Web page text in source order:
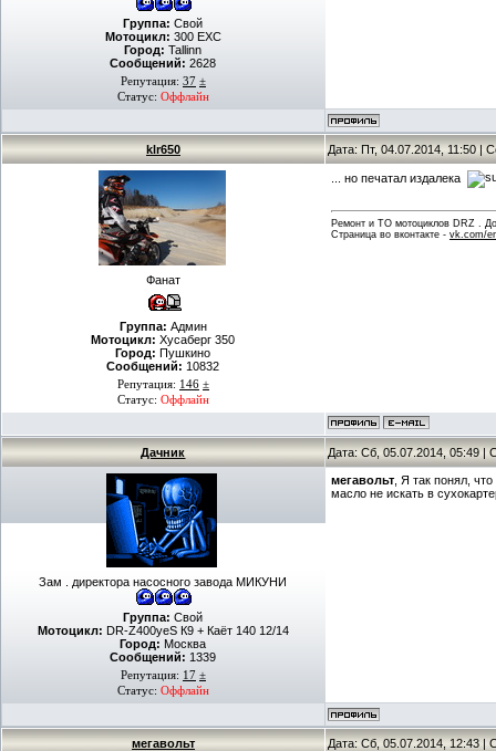
Группа: Свой
Мотоцикл: 300 EXC
Город: Tallinn
Сообщений: 2628
Репутация: 37 ±
Статус: Оффлайн
klr650 Дата: Пт, 04.07.2014, 11:50 |
Фанат
Группа: Админ
Мотоцикл: Хусаберг 350
Город: Пушкино
Сообщений: 10832
Репутация: 146 ±
Статус: Оффлайн
... но печатал издалека
Ремонт и ТО мотоциклов DRZ .
Страница во вконтакте - vk.com/
Дачник Дата: Сб, 05.07.2014, 05:49 |
Зам . директора насосного завода МИКУНИ
Группа: Свой
Мотоцикл: DR-Z400yeS К9 + Каёт 140 12/14
Город: Москва
Сообщений: 1339
Репутация: 17 ±
Статус: Оффлайн
мегавольт , Я так понял,
масло не искать в
мегавольт Дата: Сб, 05.07.2014, 12:43 |